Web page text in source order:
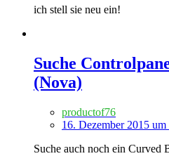
ich stell sie neu ein!
Suche
(Nova)
productof76
16. Dezember 2015 um
Suche auch noch ein Curved